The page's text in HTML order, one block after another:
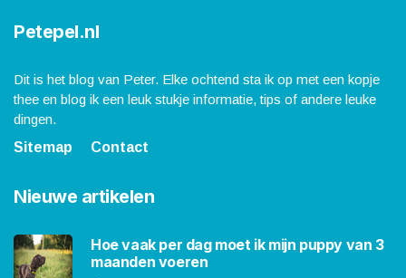
Petepel.nl
Dit is het blog van Peter. Elke ochtend sta ik op met een kopje
thee en blog ik een leuk stukje informatie, tips of andere leuke
dingen.
Sitemap
Contact
Nieuwe artikelen
Hoe vaak per dag moet ik mijn puppy van 3
maanden voeren